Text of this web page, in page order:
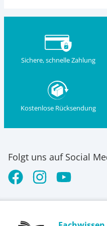
Sichere, schnelle Zahlung
Kostenlose Rücksendung
Folgt uns auf Social